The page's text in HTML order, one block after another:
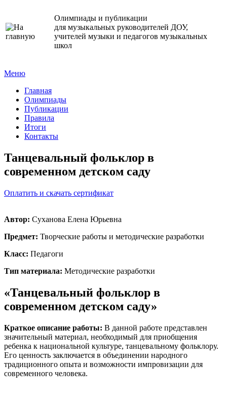
Олимпиады и публикации
для музыкальных руководителей ДОУ,
учителей музыки и педагогов музыкальных
школ
Меню
Главная
Олимпиады
Публикации
Правила
Итоги
Контакты
Танцевальный фольклор в
современном детском саду
Оплатить и скачать сертификат
Автор: Суханова Елена Юрьевна
Предмет: Творческие работы и методические разработки
Класс: Педагоги
Тип материала: Методические разработки
«Танцевальный фольклор в
современном детском саду»
Краткое описание работы: В данной работе представлен
значительный материал, необходимый для приобщения
ребенка к национальной культуре, танцевальному фольклору.
Его ценность заключается в объединении народного
традиционного опыта и возможности импровизации для
современного человека.